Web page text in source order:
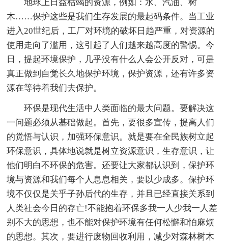
地球上日益枯竭的资源，例如：水、汽油、树
木……保护这些是我们生存发展的最起码条件。当工业
进入20世纪后，工厂对环境的破坏日趋严重，对资源的
使用走向了滥用，这引起了人们越来越高度的警惕。今
日，提起环境保护，几乎没有什么人会公开反对，可是
真正做到自觉长久地保护环境，保护资源，还有许多资
源在等待着我们去保护。
环保是现代生活中人类面临的最大问题。要解决这
一问题必须从基础做起。首先，要很多宣传，提高人们
的觉悟与认识，加强环保意识。就是要在全民族树立起
环保意识，具体地说就是树立资源意识，生存意识，让
他们明白不环保的危害。还要让大家都认识到，保护环
境与资源和我们每个人息息相关，要以少成多。保护环
境不仅仅是关乎子孙后代的生存，并且已经直接关系到
人类社会今日的存亡!不能抱着环保多我一人少我一人差
别不大的思想，也不能对保护环境有任何松懈和怕麻烦
的思想。其次，要进行废物回收利用，减少对森林树木